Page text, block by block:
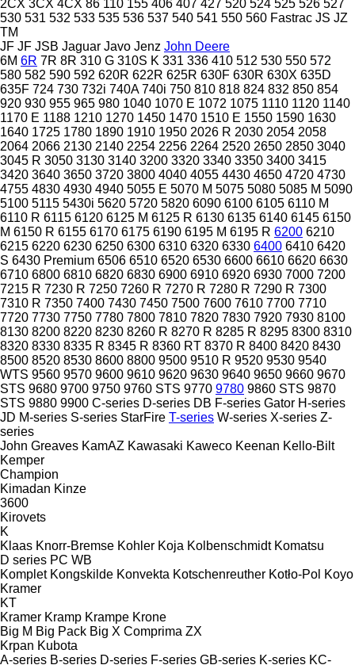
2CX 3CX 4CX 86 110 155 406 407 427 520 524 525 526 527
530 531 532 533 535 536 537 540 541 550 560 Fastrac JS JZ
TM
JF JF JSB Jaguar Javo Jenz John Deere
6M 6R 7R 8R 310 G 310S K 331 336 410 512 530 550 572
580 582 590 592 620R 622R 625R 630F 630R 630X 635D
635F 724 730 732i 740A 740i 750 810 818 824 832 850 854
920 930 955 965 980 1040 1070 E 1072 1075 1110 1120 1140
1170 E 1188 1210 1270 1450 1470 1510 E 1550 1590 1630
1640 1725 1780 1890 1910 1950 2026 R 2030 2054 2058
2064 2066 2130 2140 2254 2256 2264 2520 2650 2850 3040
3045 R 3050 3130 3140 3200 3320 3340 3350 3400 3415
3420 3640 3650 3720 3800 4040 4055 4430 4650 4720 4730
4755 4830 4930 4940 5055 E 5070 M 5075 5080 5085 M 5090
5100 5115 5430i 5620 5720 5820 6090 6100 6105 6110 M
6110 R 6115 6120 6125 M 6125 R 6130 6135 6140 6145 6150
M 6150 R 6155 6170 6175 6190 6195 M 6195 R 6200 6210
6215 6220 6230 6250 6300 6310 6320 6330 6400 6410 6420
S 6430 Premium 6506 6510 6520 6530 6600 6610 6620 6630
6710 6800 6810 6820 6830 6900 6910 6920 6930 7000 7200
7215 R 7230 R 7250 7260 R 7270 R 7280 R 7290 R 7300
7310 R 7350 7400 7430 7450 7500 7600 7610 7700 7710
7720 7730 7750 7780 7800 7810 7820 7830 7920 7930 8100
8130 8200 8220 8230 8260 R 8270 R 8285 R 8295 8300 8310
8320 8330 8335 R 8345 R 8360 RT 8370 R 8400 8420 8430
8500 8520 8530 8600 8800 9500 9510 R 9520 9530 9540
WTS 9560 9570 9600 9610 9620 9630 9640 9650 9660 9670
STS 9680 9700 9750 9760 STS 9770 9780 9860 STS 9870
STS 9880 9900 C-series D-series DB F-series Gator H-series
JD M-series S-series StarFire T-series W-series X-series Z-
series
John Greaves KamAZ Kawasaki Kaweco Keenan Kello-Bilt
Kemper
Champion
Kimadan Kinze
3600
Kirovets
K
Klaas Knorr-Bremse Kohler Koja Kolbenschmidt Komatsu
D series PC WB
Komplet Kongskilde Konvekta Kotschenreuther Kotło-Pol Koyo
Kramer
KT
Kramer Kramp Krampe Krone
Big M Big Pack Big X Comprima ZX
Krpan Kubota
A-series B-series D-series F-series GB-series K-series KC-